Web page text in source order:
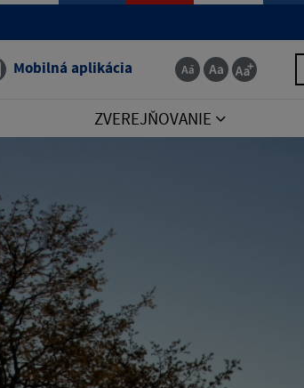
Mobilná aplikácia
ZVEREJŇOVANIE